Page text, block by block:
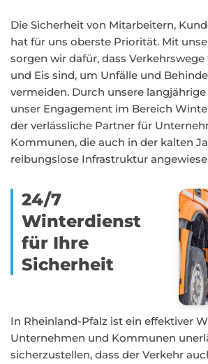
Die Sicherheit von Mitarbeitern,
hat für uns oberste Priorität. Mit
sorgen wir dafür, dass Verkehrswege
und Eis sind, um Unfälle und
vermeiden. Durch unsere
unser Engagement im Bereich
der verlässliche Partner für
Kommunen, die auch in der kalten
reibungslose Infrastruktur
24/7
Winterdienst
für Ihre
Sicherheit
In Rheinland-Pfalz ist ein effektiver
Unternehmen und Kommunen
sicherzustellen, dass der Verkehr